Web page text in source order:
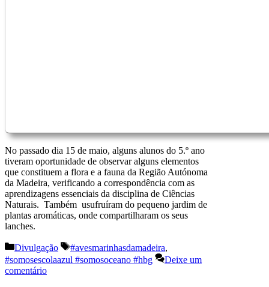
No passado dia 15 de maio, alguns alunos do 5.º ano
tiveram oportunidade de observar alguns elementos
que constituem a flora e a fauna da Região Autónoma
da Madeira, verificando a correspondência com as
aprendizagens essenciais da disciplina de Ciências
Naturais. Também usufruíram do pequeno jardim de
plantas aromáticas, onde compartilharam os seus
lanches.
Categorias
Divulgação Etiquetas
#avesmarinhasdamadeira,
#somosescolaazul #somosoceano #hbg
Deixe um
comentário